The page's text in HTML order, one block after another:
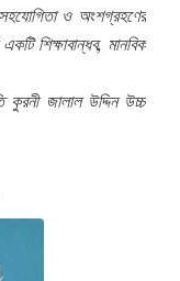
ও অংশগ্রহণের
শিক্ষাবান্ধব, মানবিক
কুরনী জালাল উদ্দিন উচ্চ